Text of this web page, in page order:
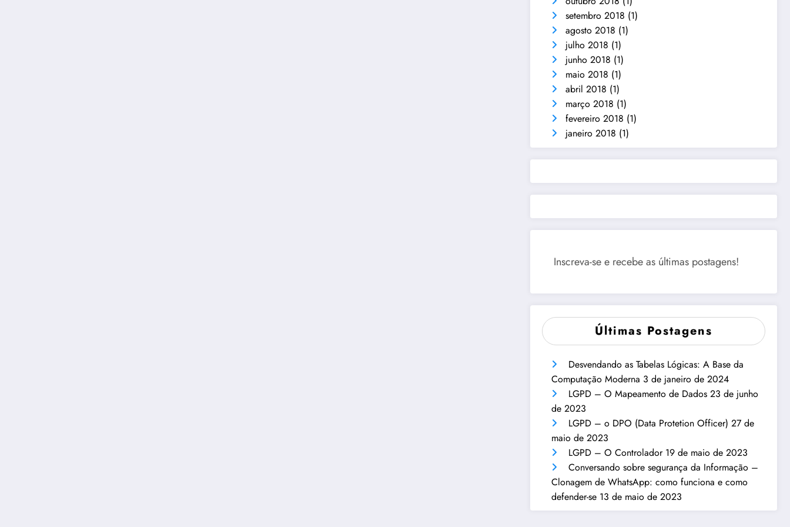
setembro 2018 (1)
agosto 2018 (1)
julho 2018 (1)
junho 2018 (1)
maio 2018 (1)
abril 2018 (1)
março 2018 (1)
fevereiro 2018 (1)
janeiro 2018 (1)
Inscreva-se e recebe as últimas postagens!
Últimas Postagens
Desvendando as Tabelas Lógicas: A Base da
Computação Moderna 3 de janeiro de 2024
LGPD – O Mapeamento de Dados 23 de junho
de 2023
LGPD – o DPO (Data Protetion Officer) 27 de
maio de 2023
LGPD – O Controlador 19 de maio de 2023
Conversando sobre segurança da Informação –
Clonagem de WhatsApp: como funciona e como
defender-se 13 de maio de 2023